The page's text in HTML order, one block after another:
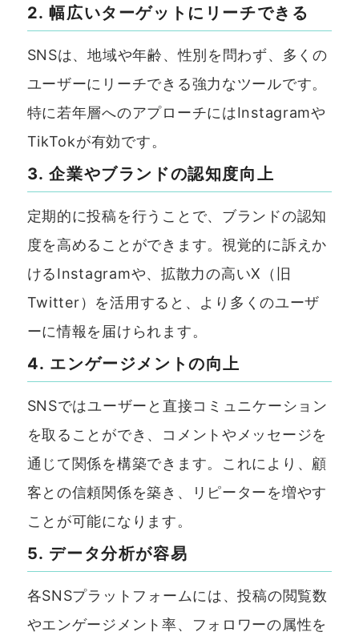
2. 幅広いターゲットにリーチできる
SNSは、地域や年齢、性別を問わず、多くの
ユーザーにリーチできる強力なツールです。
特に若年層へのアプローチにはInstagramや
TikTokが有効です。
3. 企業やブランドの認知度向上
定期的に投稿を行うことで、ブランドの認知
度を高めることができます。視覚的に訴えか
けるInstagramや、拡散力の高いX（旧
Twitter）を活用すると、より多くのユーザ
ーに情報を届けられます。
4. エンゲージメントの向上
SNSではユーザーと直接コミュニケーション
を取ることができ、コメントやメッセージを
通じて関係を構築できます。これにより、顧
客との信頼関係を築き、リピーターを増やす
ことが可能になります。
5. データ分析が容易
各SNSプラットフォームには、投稿の閲覧数
やエンゲージメント率、フォロワーの属性を